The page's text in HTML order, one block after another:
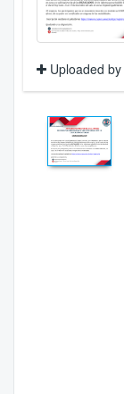
Uploaded by